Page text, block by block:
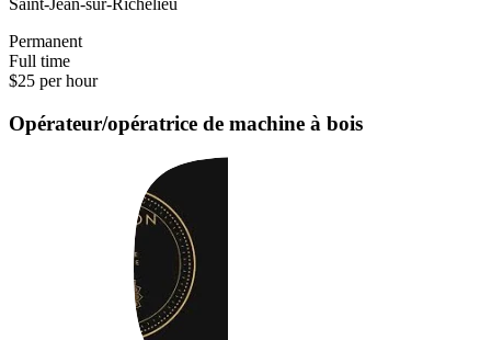
Saint-Jean-sur-Richelieu
Permanent
Full time
$25 per hour
Opérateur/opératrice de machine à bois